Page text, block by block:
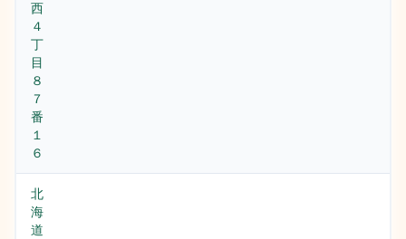
西
４
丁
目
８
７
番
１
６
北
海
道